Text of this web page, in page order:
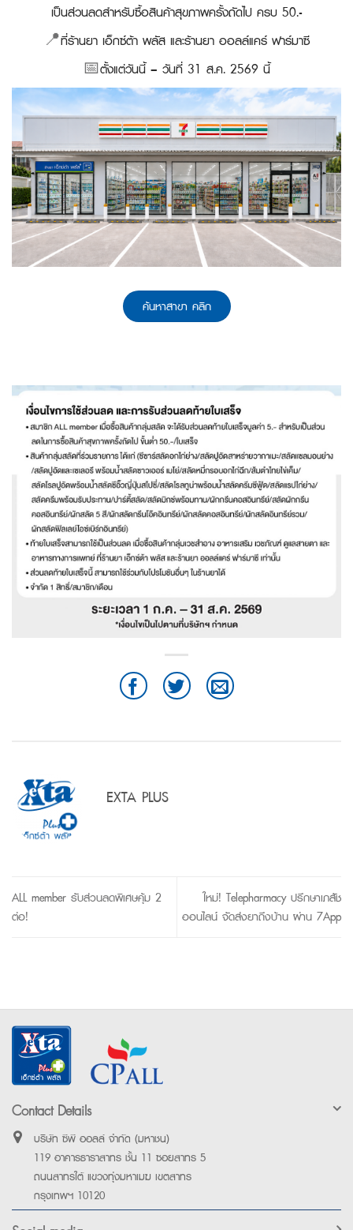
เป็นส่วนลดสำหรับซื้อสินค้าสุขภาพครั้งถัดไป ครบ 50.-
📍ที่ร้านยา เอ็กซ์ต้า พลัส และร้านยา ออลล์แคร์ ฟาร์มาซี
📅ตั้งแต่วันนี้ – วันที่ 31 ส.ค. 2569 นี้
ค้นหาสาขา คลิก
EXTA PLUS
ALL member รับส่วนลดพิเศษคุ้ม 2
ต่อ!
ใหม่! Telepharmacy ปรึกษาเภสัช
ออนไลน์ จัดส่งยาถึงบ้าน ผ่าน 7App
Contact Details
บริษัท ซีพี ออลล์ จำกัด (มหาชน)
119 อาคารธาราสาทร ชั้น 11 ซอยสาทร 5
ถนนสาทรใต้ แขวงทุ่งมหาเมฆ เขตสาทร
กรุงเทพฯ 10120